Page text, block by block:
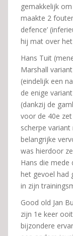
gemakkelijk
maakte 2
defence’
hij mat over
Hans Tuit
Marshall
(eindelijk een
de enige
(dankzij de
voor de 40e
scherpe
belangrijke
was hierdoor
Hans die
het gevoel had
in zijn
Good old Jan
zijn 1e keer
bijzondere